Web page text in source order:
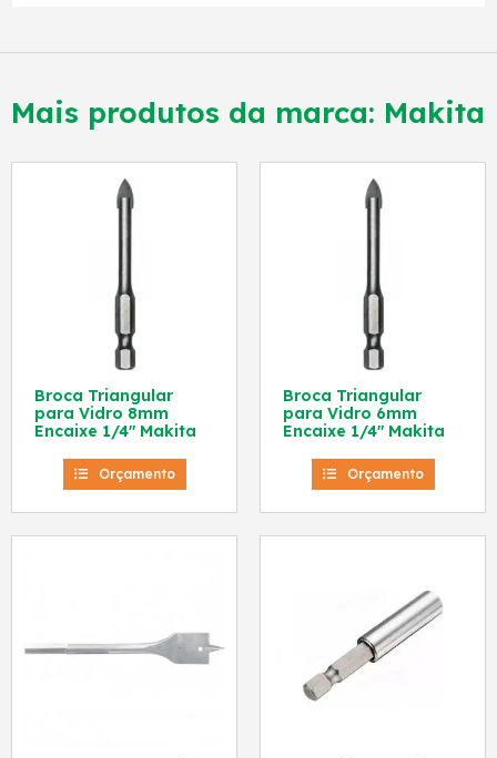
Mais produtos da marca: Makita
Broca Triangular
para Vidro 8mm
Encaixe 1/4″ Makita
Orçamento
Broca Triangular
para Vidro 6mm
Encaixe 1/4″ Makita
Orçamento